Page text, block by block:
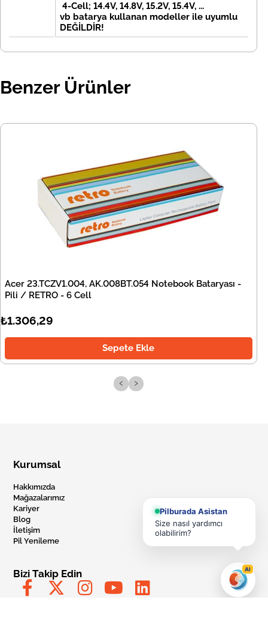
4-Cell; 14.4V, 14.8V, 15.2V, 15.4V, ...
vb batarya kullanan modeller ile uyumlu
DEĞİLDİR!
Benzer Ürünler
Acer 23.TCZV1.004, AK.008BT.054 Notebook Bataryası -
Pili / RETRO - 6 Cell
₺1.306,29
Sepete Ekle
‹ ›
Kurumsal
Hakkımızda
Mağazalarımız
Kariyer
Blog
İletişim
Pil Yenileme
Bizi Takip Edin
Pilburada Asistan
Size nasıl yardımcı
olabilirim?
AI